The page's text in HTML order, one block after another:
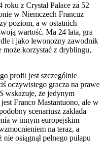
roku z Crystal Palace za 52
w Niemczech Francuz
poziom, a w ostatnich
wartość. Ma 24 lata, gra
i jako lewonożny zawodnik
może korzystać z dryblingu,
profil jest szczególnie
oczywistego gracza na prawe
wskazuje, że jedynym
Franco Mastantuono, ale w
scenariusz zakłada
w innym europejskim
na teraz, a
osiągnął pełnego pułapu